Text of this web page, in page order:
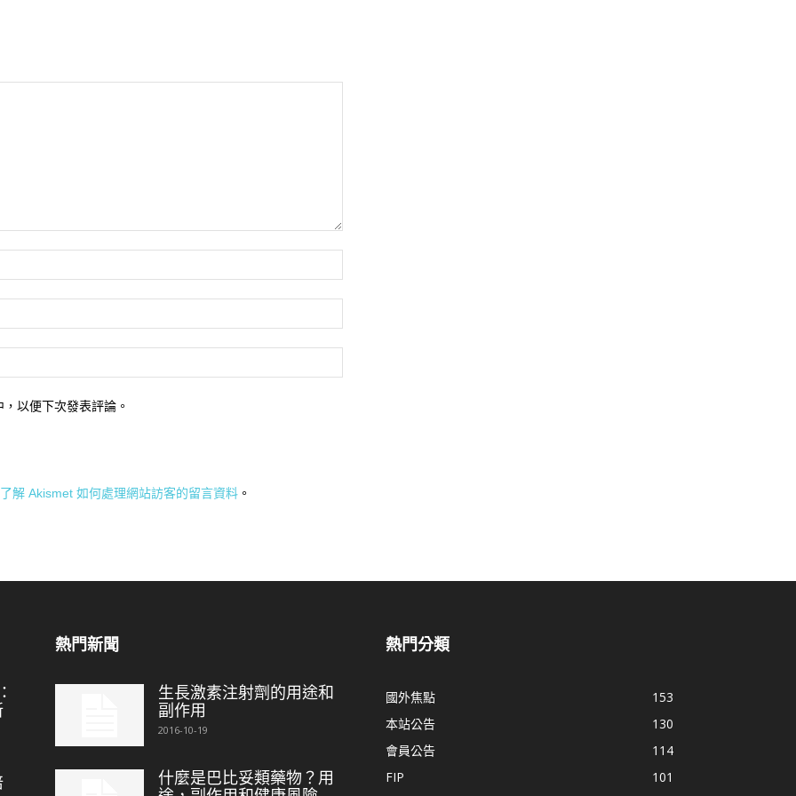
以便下次發表評論。
解 Akismet 如何處理網站訪客的留言資料 。
熱門新聞
生長激素注射劑的用途和
副作用
2016-10-19
什麼是巴比妥類藥物？用
熱門分類
國外焦點
153
本站公告
130
會員公告
114
FIP
101